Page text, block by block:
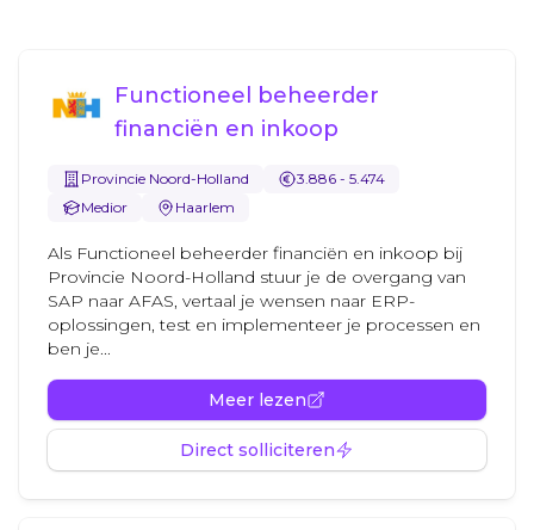
Functioneel beheerder
financiën en inkoop
Provincie Noord-Holland
3.886 - 5.474
Medior
Haarlem
Als Functioneel beheerder financiën en inkoop bij
Provincie Noord-Holland stuur je de overgang van
SAP naar AFAS, vertaal je wensen naar ERP-
oplossingen, test en implementeer je processen en
ben je...
Meer lezen
Direct solliciteren